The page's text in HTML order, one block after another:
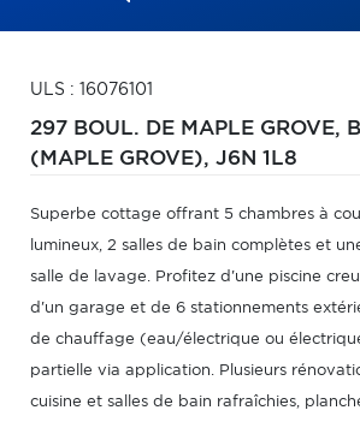
ULS : 16076101
297 BOUL. DE MAPLE GROVE,
(MAPLE GROVE), J6N 1L8
Superbe cottage offrant 5 chambres à
lumineux, 2 salles de bain complètes et
salle de lavage. Profitez d'une piscine
d'un garage et de 6 stationnements
de chauffage (eau/électrique ou
partielle via application. Plusieurs
cuisine et salles de bain rafraîchies,